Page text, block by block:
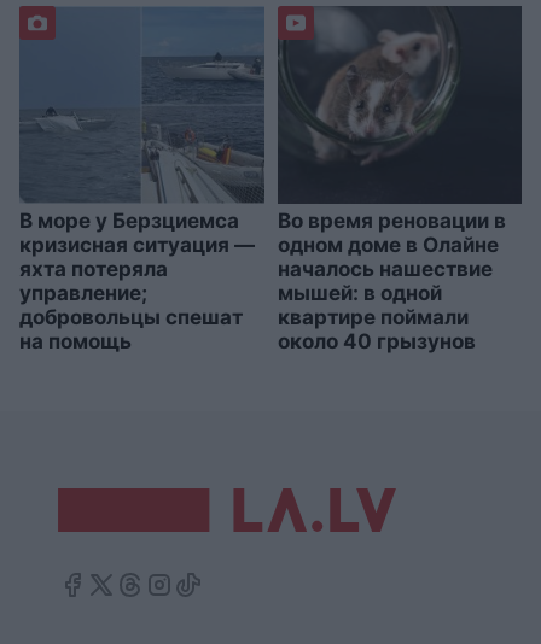
В море у Берзциемса
кризисная ситуация —
яхта потеряла
управление;
добровольцы спешат
на помощь
Во время реновации в
одном доме в Олайне
началось нашествие
мышей: в одной
квартире поймали
около 40 грызунов